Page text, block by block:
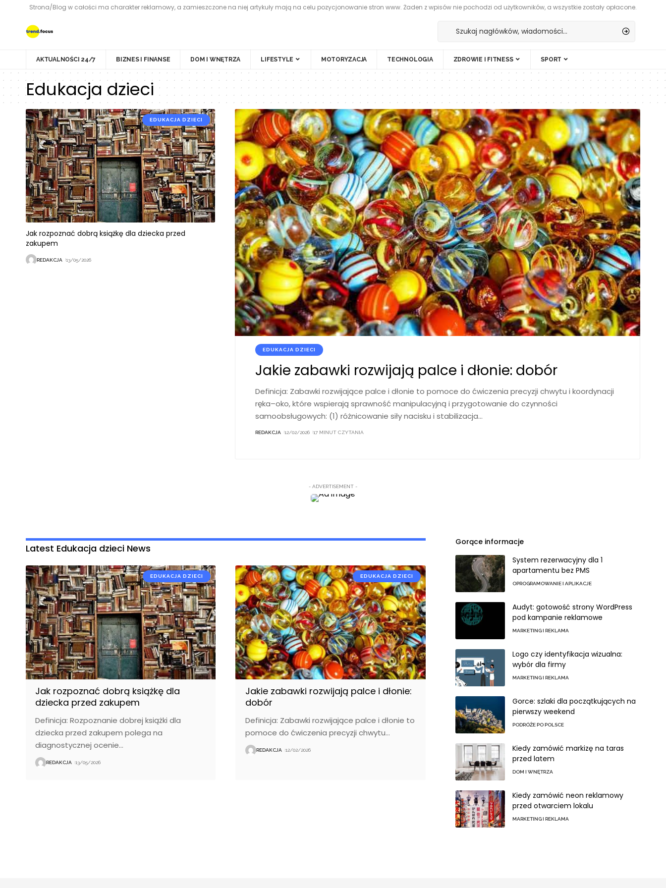
Strona/Blog w całości ma charakter reklamowy, a zamieszczone na niej artykuły mają na celu pozycjonowanie stron www. Żaden z wpisów nie pochodzi od użytkowników, a wszystkie zostały opłacone.
AKTUALNOŚCI 24/7 BIZNES I FINANSE DOM I WNĘTRZA LIFESTYLE MOTORYZACJA TECHNOLOGIA ZDROWIE I FITNESS SPORT
Edukacja dzieci
EDUKACJA DZIECI
Jak rozpoznać dobrą książkę dla dziecka przed
zakupem
REDAKCJA 13/05/2026
EDUKACJA DZIECI
Jakie zabawki rozwijają palce i dłonie: dobór
Definicja: Zabawki rozwijające palce i dłonie to pomoce do ćwiczenia precyzji chwytu i koordynacji
ręka–oko, które wspierają sprawność manipulacyjną i przygotowanie do czynności
samoobsługowych: (1) różnicowanie siły nacisku i stabilizacja…
REDAKCJA 12/02/2026 17 MINUT CZYTANIA
- ADVERTISEMENT -
Latest Edukacja dzieci News
EDUKACJA DZIECI
Jak rozpoznać dobrą książkę dla
dziecka przed zakupem
Definicja: Rozpoznanie dobrej książki dla
dziecka przed zakupem polega na
diagnostycznej ocenie…
REDAKCJA 13/05/2026
EDUKACJA DZIECI
Jakie zabawki rozwijają palce i dłonie:
dobór
Definicja: Zabawki rozwijające palce i dłonie to
pomoce do ćwiczenia precyzji chwytu…
REDAKCJA 12/02/2026
Gorące informacje
System rezerwacyjny dla 1
apartamentu bez PMS
OPROGRAMOWANIE I APLIKACJE
Audyt: gotowość strony WordPress
pod kampanie reklamowe
MARKETING I REKLAMA
Logo czy identyfikacja wizualna:
wybór dla firmy
MARKETING I REKLAMA
Gorce: szlaki dla początkujących na
pierwszy weekend
PODRÓŻE PO POLSCE
Kiedy zamówić markizę na taras
przed latem
DOM I WNĘTRZA
Kiedy zamówić neon reklamowy
przed otwarciem lokalu
MARKETING I REKLAMA